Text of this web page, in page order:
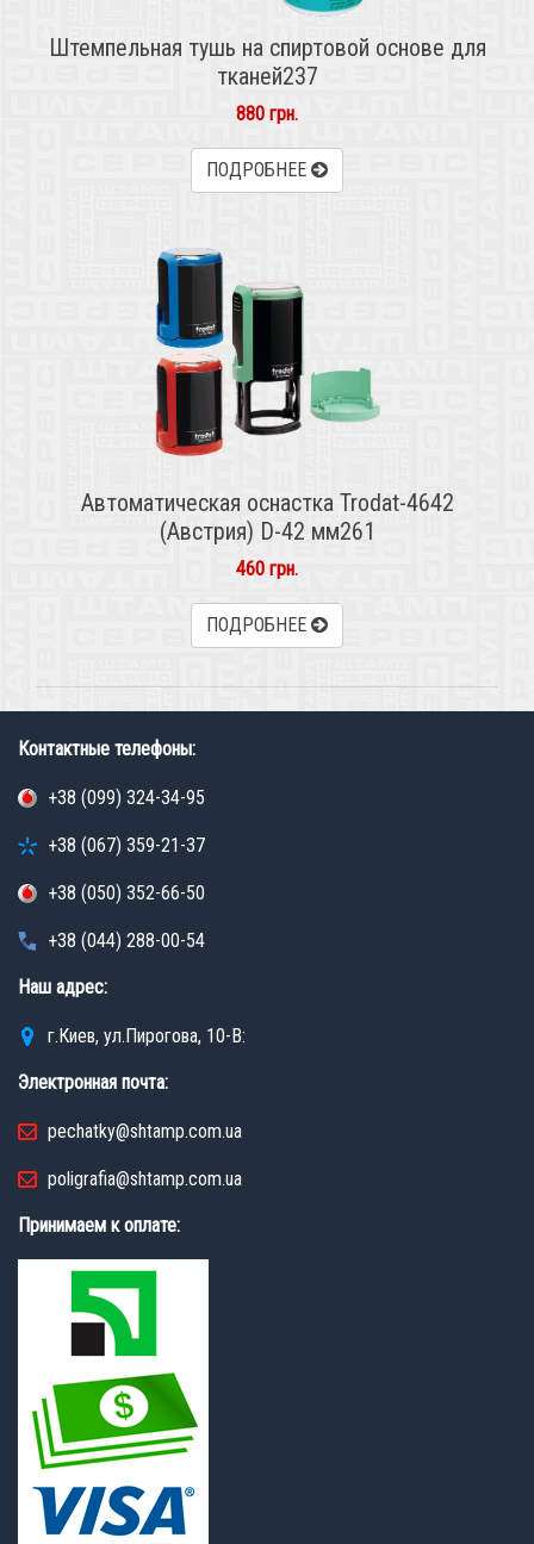
Штемпельная тушь на спиртовой основе для
тканей237
880 грн.
ПОДРОБНЕЕ
Автоматическая оснастка Trodat-4642
(Австрия) D-42 мм261
460 грн.
ПОДРОБНЕЕ
Контактные телефоны:
+38 (099) 324-34-95
+38 (067) 359-21-37
+38 (050) 352-66-50
+38 (044) 288-00-54
Наш адрес:
г.Киев, ул.Пирогова, 10-В:
Электронная почта:
pechatky@shtamp.com.ua
poligrafia@shtamp.com.ua
Принимаем к оплате: